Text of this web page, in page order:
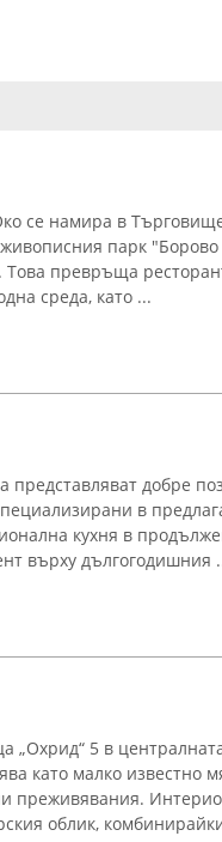
се намира в
парк "Борово
Това превръща
среда, като ...
представляват добре
в
кухня в
върху дългогодишния
„Охрид“ 5 в
като малко известно
преживявания.
облик,